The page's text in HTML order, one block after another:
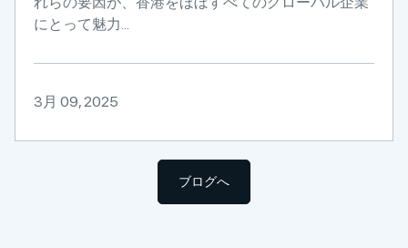
にとって魅力...
3月 09, 2025
ブログへ